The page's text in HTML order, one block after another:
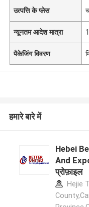
उत्पत्ति के प्लेस
न्यूनतम आदेश मात्रा
पैकेजिंग विवरण
हमारे बारे में
Hebei
And
प्रोफ़ाइल
Hejie